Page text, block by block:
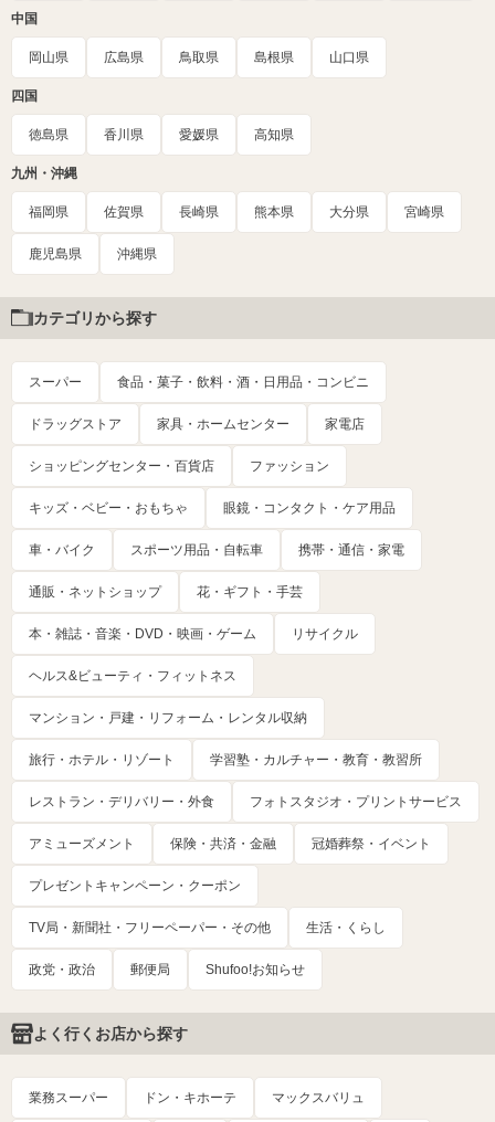
中国
岡山県 広島県 鳥取県 島根県 山口県
四国
徳島県 香川県 愛媛県 高知県
九州・沖縄
福岡県 佐賀県 長崎県 熊本県 大分県 宮崎県
鹿児島県 沖縄県
カテゴリから探す
スーパー 食品・菓子・飲料・酒・日用品・コンビニ
ドラッグストア 家具・ホームセンター 家電店
ショッピングセンター・百貨店 ファッション
キッズ・ベビー・おもちゃ 眼鏡・コンタクト・ケア用品
車・バイク スポーツ用品・自転車 携帯・通信・家電
通販・ネットショップ 花・ギフト・手芸
本・雑誌・音楽・DVD・映画・ゲーム リサイクル
ヘルス&ビューティ・フィットネス
マンション・戸建・リフォーム・レンタル収納
旅行・ホテル・リゾート 学習塾・カルチャー・教育・教習所
レストラン・デリバリー・外食 フォトスタジオ・プリントサービス
アミューズメント 保険・共済・金融 冠婚葬祭・イベント
プレゼントキャンペーン・クーポン
TV局・新聞社・フリーペーパー・その他 生活・くらし
政党・政治 郵便局 Shufoo!お知らせ
よく行くお店から探す
業務スーパー ドン・キホーテ マックスバリュ